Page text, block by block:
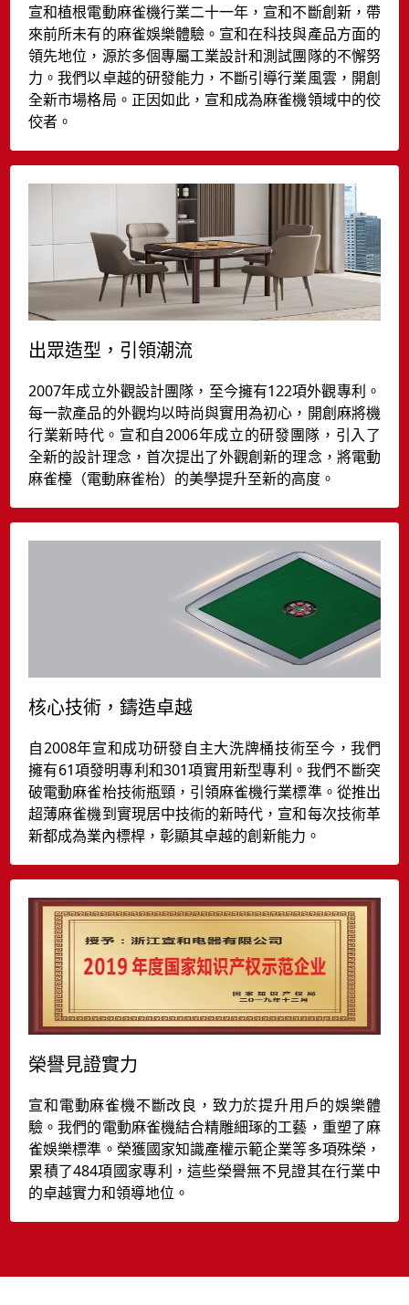
宣和植根電動麻雀機行業二十一年，宣和不斷創新，帶
來前所未有的麻雀娛樂體驗。宣和在科技與產品方面的
領先地位，源於多個專屬工業設計和測試團隊的不懈努
力。我們以卓越的研發能力，不斷引導行業風雲，開創
全新市場格局。正因如此，宣和成為麻雀機領域中的佼
佼者。
出眾造型，引領潮流
2007年成立外觀設計團隊，至今擁有122項外觀專利。
每一款產品的外觀均以時尚與實用為初心，開創麻將機
行業新時代。宣和自2006年成立的研發團隊，引入了
全新的設計理念，首次提出了外觀創新的理念，將電動
麻雀檯（電動麻雀枱）的美學提升至新的高度。
核心技術，鑄造卓越
自2008年宣和成功研發自主大洗牌桶技術至今，我們
擁有61項發明專利和301項實用新型專利。我們不斷突
破電動麻雀枱技術瓶頸，引領麻雀機行業標準。從推出
超薄麻雀機到實現居中技術的新時代，宣和每次技術革
新都成為業內標桿，彰顯其卓越的創新能力。
榮譽見證實力
宣和電動麻雀機不斷改良，致力於提升用戶的娛樂體
驗。我們的電動麻雀機結合精雕細琢的工藝，重塑了麻
雀娛樂標準。榮獲國家知識產權示範企業等多項殊榮，
累積了484項國家專利，這些榮譽無不見證其在行業中
的卓越實力和領導地位。